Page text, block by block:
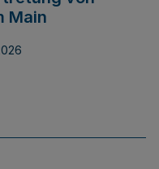
Main